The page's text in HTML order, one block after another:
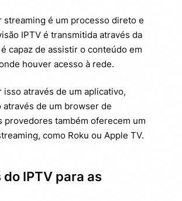
streaming é um processo direto e
IPTV é transmitida através da
capaz de assistir o conteúdo em
houver acesso à rede.
isso através de um aplicativo,
através de um browser de
provedores também oferecem um
como Roku ou Apple TV.
IPTV para as